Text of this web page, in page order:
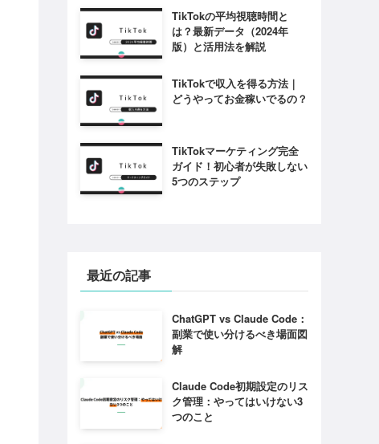
TikTokの平均視聴時間と
は？最新データ（2024年
版）と活用法を解説
TikTokで収入を得る方法｜
どうやってお金稼いでるの？
TikTokマーケティング完全
ガイド！初心者が失敗しない
5つのステップ
最近の記事
ChatGPT vs Claude Code：
副業で使い分けるべき場面図
解
Claude Code初期設定のリス
ク管理：やってはいけない3
つのこと